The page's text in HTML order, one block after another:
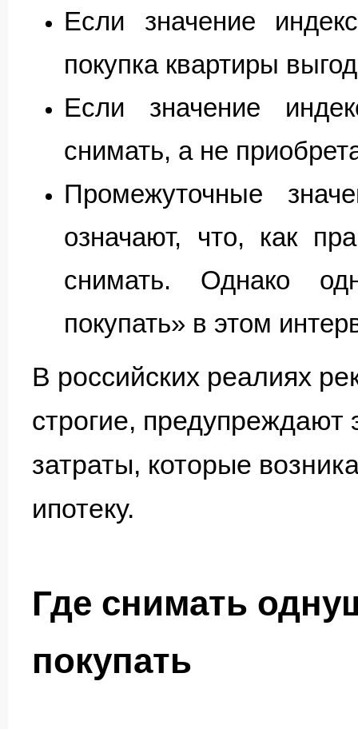
Если значение
покупка квартиры
Если значение
снимать, а не
Промежуточные
означают, что, как
снимать. Однако
покупать» в этом
В российских реалиях
строгие,
затраты, которые
ипотеку.
Где снимать
покупать